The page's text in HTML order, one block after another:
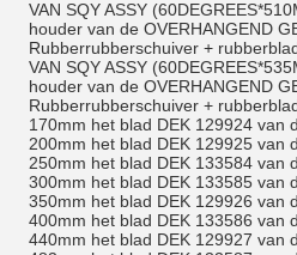
VAN SQY ASSY
houder van de OVERHANGEND
Rubberrubberschuiver +
VAN SQY ASSY
houder van de OVERHANGEND
Rubberrubberschuiver +
170mm het blad DEK 129924 van
200mm het blad DEK 129925 van
250mm het blad DEK 133584 van
300mm het blad DEK 133585 van
350mm het blad DEK 129926 van
400mm het blad DEK 133586 van
440mm het blad DEK 129927 van